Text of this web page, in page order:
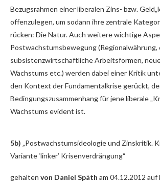
Bezugsrahmen einer liberalen Zins- bzw.
offenzulegen, um sodann ihre zentrale
rücken: Die Natur. Auch weitere wichtige
Postwachstumsbewegung (Regionalwährung,
subsistenzwirtschaftliche Arbeitsformen,
Wachstums etc.) werden dabei einer Kritik
den Kontext der Fundamentalkrise gerückt,
Bedingungszusammenhang für jene liberale
Wachstums evident ist.
5b) „Postwachstumsideologie und Zinskritik.
Variante ‘linker’ Krisenverdrängung“
gehalten von Daniel Späth am 04.12.2012